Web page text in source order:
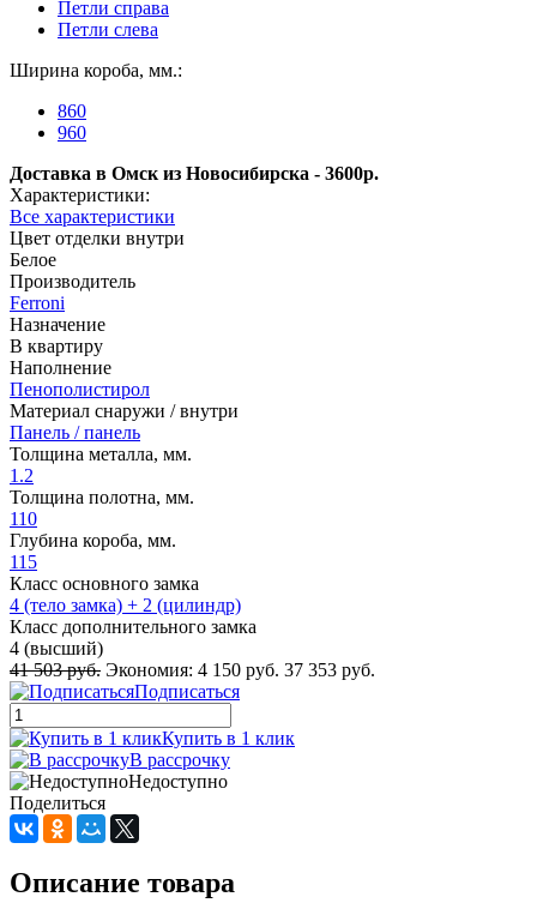
Петли справа
Петли слева
Ширина короба, мм.:
860
960
Доставка в Омск из Новосибирска - 3600р.
Характеристики:
Все характеристики
Цвет отделки внутри
Белое
Производитель
Ferroni
Назначение
В квартиру
Наполнение
Пенополистирол
Материал снаружи / внутри
Панель / панель
Толщина металла, мм.
1.2
Толщина полотна, мм.
110
Глубина короба, мм.
115
Класс основного замка
4 (тело замка) + 2 (цилиндр)
Класс дополнительного замка
4 (высший)
41 503 руб. Экономия: 4 150 руб. 37 353 руб.
Подписаться
Купить в 1 клик
В рассрочку
Недоступно
Поделиться
Описание товара